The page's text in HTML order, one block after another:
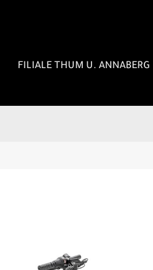
FILIALE THUM U. ANNABERG